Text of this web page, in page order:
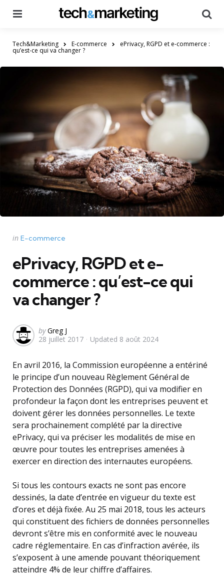
Tech&Marketing E-commerce ePrivacy, RGPD et e-commerce :
qu’est-ce qui va changer ?
Categories
Posted
in E-commerce
ePrivacy, RGPD et e-
commerce : qu’est-ce qui
va changer ?
Posted
by
by Greg J
28 juillet 2017
Updated 8 août 2024
En avril 2016, la Commission européenne a entériné
le principe d’un nouveau Règlement Général de
Protection des Données (RGPD), qui va modifier en
profondeur la façon dont les entreprises peuvent et
doivent gérer les données personnelles. Le texte
sera prochainement complété par la directive
ePrivacy, qui va préciser les modalités de mise en
œuvre pour toutes les entreprises amenées à
exercer en direction des internautes européens.
Si tous les contours exacts ne sont pas encore
dessinés, la date d’entrée en vigueur du texte est
d’ores et déjà fixée. Au 25 mai 2018, tous les acteurs
qui constituent des fichiers de données personnelles
devront s’être mis en conformité avec le nouveau
cadre réglementaire. En cas d’infraction avérée, ils
s’exposent à une amende pouvant théoriquement
atteindre 4% de leur chiffre d’affaires.